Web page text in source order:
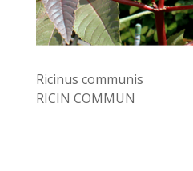
Ricinus communis
RICIN COMMUN